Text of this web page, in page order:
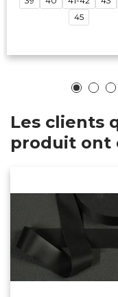
45
Les clients
produit ont